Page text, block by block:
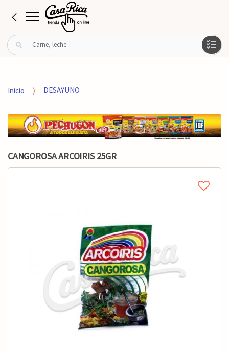
B
u
r
o
r
:
Inicio DESAYUNO
CANGOROSA ARCOIRIS 25GR